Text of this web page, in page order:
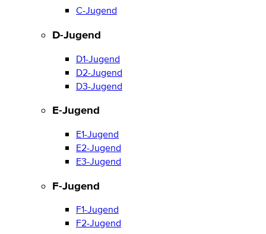
C-Jugend
D-Jugend
D1-Jugend
D2-Jugend
D3-Jugend
E-Jugend
E1-Jugend
E2-Jugend
E3-Jugend
F-Jugend
F1-Jugend
F2-Jugend